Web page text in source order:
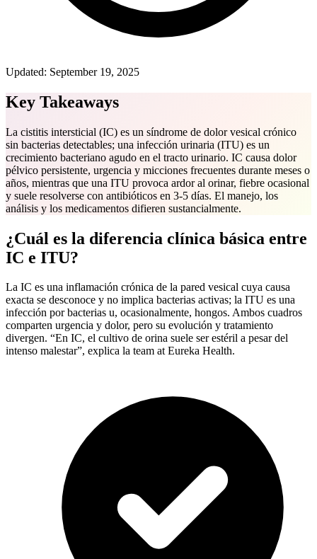
Updated: September 19, 2025
Key Takeaways
La cistitis intersticial (IC) es un síndrome de dolor vesical crónico
sin bacterias detectables; una infección urinaria (ITU) es un
crecimiento bacteriano agudo en el tracto urinario. IC causa dolor
pélvico persistente, urgencia y micciones frecuentes durante meses o
años, mientras que una ITU provoca ardor al orinar, fiebre ocasional
y suele resolverse con antibióticos en 3-5 días. El manejo, los
análisis y los medicamentos difieren sustancialmente.
¿Cuál es la diferencia clínica básica entre
IC e ITU?
La IC es una inflamación crónica de la pared vesical cuya causa
exacta se desconoce y no implica bacterias activas; la ITU es una
infección por bacterias u, ocasionalmente, hongos. Ambos cuadros
comparten urgencia y dolor, pero su evolución y tratamiento
divergen. “En IC, el cultivo de orina suele ser estéril a pesar del
intenso malestar”, explica la team at Eureka Health.